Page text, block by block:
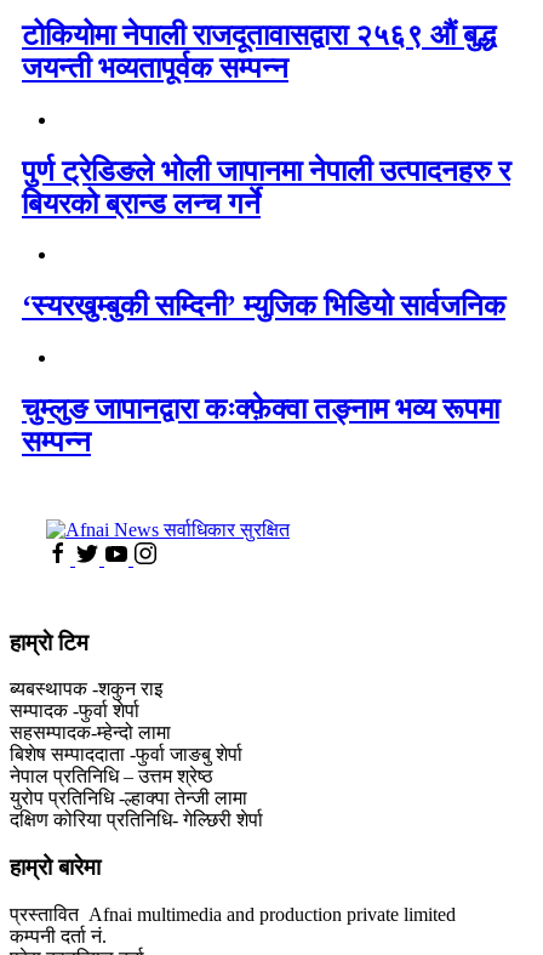
टोकियोमा नेपाली राजदूतावासद्वारा २५६९ औं बुद्ध
जयन्ती भव्यतापूर्वक सम्पन्न
पुर्ण ट्रेडिङले भोली जापानमा नेपाली उत्पादनहरु र
बियरको ब्रान्ड लन्च गर्ने
‘स्यरखुम्बुकी सम्दिनी’ म्युजिक भिडियो सार्वजनिक
चुम्लुङ जापानद्वारा कःक्फ़ेक्वा तङ्नाम भव्य रूपमा
सम्पन्न
हाम्राे टिम
ब्यबस्थापक -शकुन राइ
सम्पादक -फुर्वा शेर्पा
सहसम्पादक-म्हेन्दो लामा
‍बिशेष सम्पाददाता -फुर्वा जा‌ङबु शेर्पा
नेपाल प्रतिनिधि – उत्तम श्रेष्ठ
युरोप प्रतिनिधि -ल्हाक्पा तेन्जी लामा
दक्षिण कोरिया प्रतिनिधि- गेल्छिरी शेर्पा
हाम्रो बारेमा
प्रस्तावित Afnai multimedia and production private limited
कम्पनी दर्ता नं.